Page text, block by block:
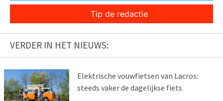
Tip de redactie
VERDER IN HET NIEUWS:
Elektrische vouwfietsen van Lacros:
steeds vaker de dagelijkse fiets